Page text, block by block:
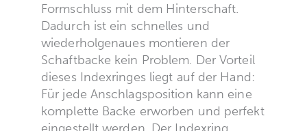
Formschluss mit dem Hinterschaft.
Dadurch ist ein schnelles und
wiederholgenaues montieren der
Schaftbacke kein Problem. Der Vorteil
dieses Indexringes liegt auf der Hand:
Für jede Anschlagsposition kann eine
komplette Backe erworben und perfekt